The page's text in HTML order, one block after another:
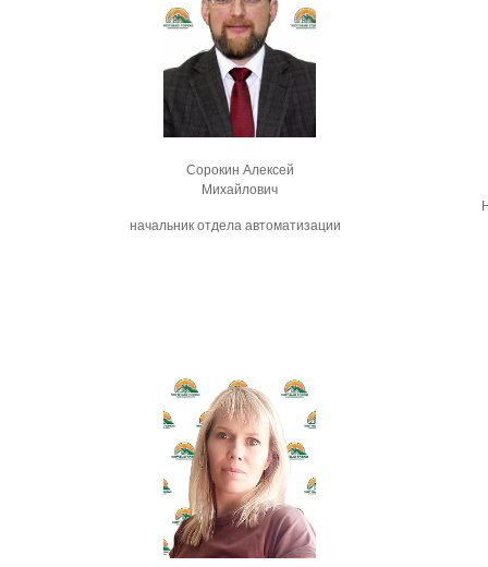
Сорокин Алексей
Михайлович
начальник отдела автоматизации